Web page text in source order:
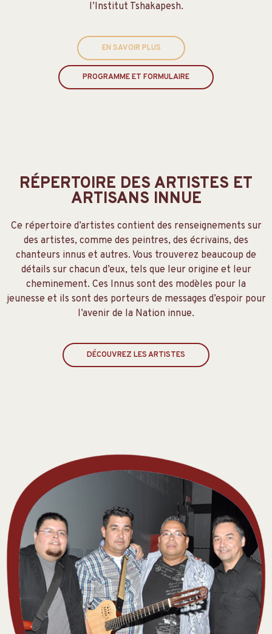
l’Institut Tshakapesh.
EN SAVOIR PLUS
PROGRAMME ET FORMULAIRE
RÉPERTOIRE DES ARTISTES ET
ARTISANS INNUE​
Ce répertoire d’artistes contient des renseignements sur
des artistes, comme des peintres, des écrivains, des
chanteurs innus et autres. Vous trouverez beaucoup de
détails sur chacun d’eux, tels que leur origine et leur
cheminement. Ces Innus sont des modèles pour la
jeunesse et ils sont des porteurs de messages d’espoir pour
l’avenir de la Nation innue.
DÉCOUVREZ LES ARTISTES